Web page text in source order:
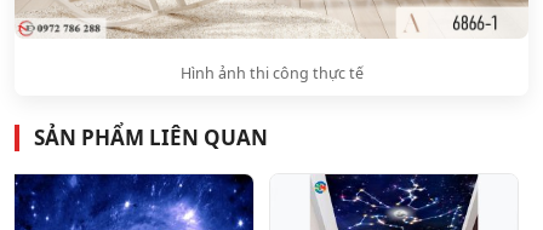
Hình ảnh thi công thực tế
SẢN PHẨM LIÊN QUAN